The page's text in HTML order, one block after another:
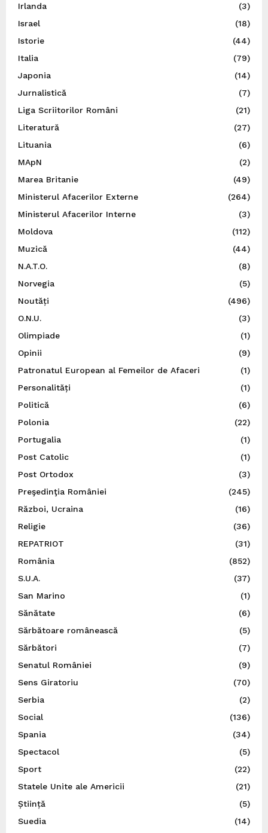
Irlanda
(3)
Israel
(18)
Istorie
(44)
Italia
(79)
Japonia
(14)
Jurnalistică
(7)
Liga Scriitorilor Români
(21)
Literatură
(27)
Lituania
(6)
MApN
(2)
Marea Britanie
(49)
Ministerul Afacerilor Externe
(264)
Ministerul Afacerilor Interne
(3)
Moldova
(112)
Muzică
(44)
N.A.T.O.
(8)
Norvegia
(5)
Noutăți
(496)
O.N.U.
(3)
Olimpiade
(1)
Opinii
(9)
Patronatul European al Femeilor de Afaceri
(1)
Personalități
(1)
Politică
(6)
Polonia
(22)
Portugalia
(1)
Post Catolic
(1)
Post Ortodox
(3)
Preşedinţia României
(245)
Război, Ucraina
(16)
Religie
(36)
REPATRIOT
(31)
România
(852)
S.U.A.
(37)
San Marino
(1)
Sănătate
(6)
Sărbătoare românească
(5)
Sărbători
(7)
Senatul României
(9)
Sens Giratoriu
(70)
Serbia
(2)
Social
(136)
Spania
(34)
Spectacol
(5)
Sport
(22)
Statele Unite ale Americii
(21)
Știință
(5)
Suedia
(14)